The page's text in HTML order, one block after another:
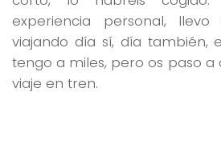
experiencia personal,
viajando día sí, día también,
tengo a miles, pero os paso
viaje en tren.